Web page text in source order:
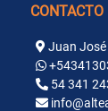
CONTACTO
Juan José
54 341